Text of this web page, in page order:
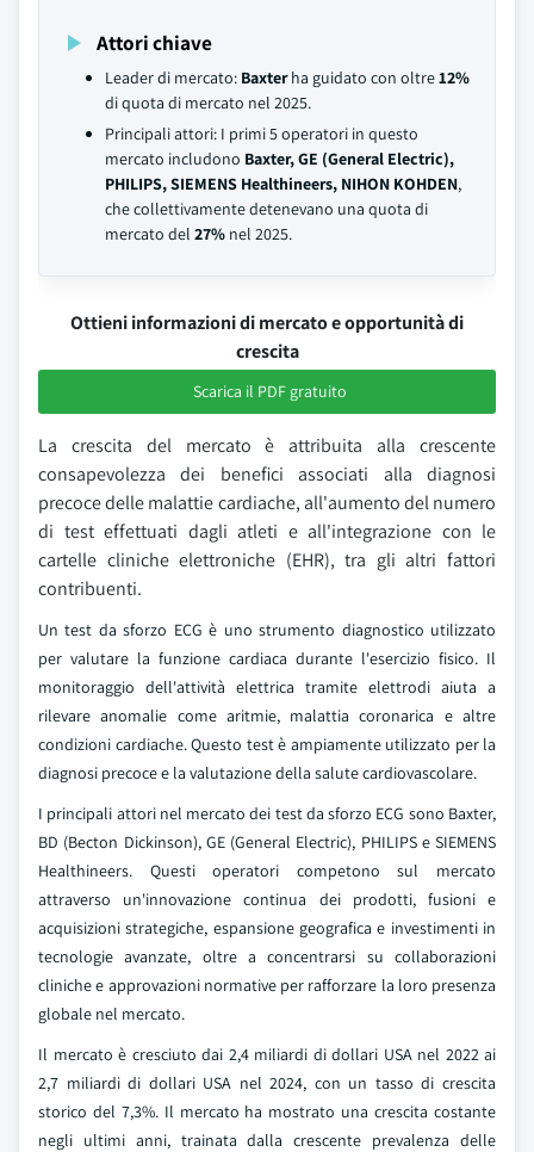
Attori chiave
Leader di mercato: Baxterha guidato con oltre12%
di quota di mercato nel 2025.
Principali attori: I primi 5 operatori in questo
mercato includono Baxter, GE (General Electric),
PHILIPS, SIEMENS Healthineers, NIHON KOHDEN,
che collettivamente detenevano una quota di
mercato del 27% nel 2025.
Ottieni informazioni di mercato e opportunità di
crescita
Scarica il PDF gratuito
La crescita del mercato è attribuita alla crescente
consapevolezza dei benefici associati alla diagnosi
precoce delle malattie cardiache, all'aumento del numero
di test effettuati dagli atleti e all'integrazione con le
cartelle cliniche elettroniche (EHR), tra gli altri fattori
contribuenti.
Un test da sforzo ECG è uno strumento diagnostico utilizzato
per valutare la funzione cardiaca durante l'esercizio fisico. Il
monitoraggio dell'attività elettrica tramite elettrodi aiuta a
rilevare anomalie come aritmie, malattia coronarica e altre
condizioni cardiache. Questo test è ampiamente utilizzato per la
diagnosi precoce e la valutazione della salute cardiovascolare.
I principali attori nel mercato dei test da sforzo ECG sono Baxter,
BD (Becton Dickinson), GE (General Electric), PHILIPS e SIEMENS
Healthineers. Questi operatori competono sul mercato
attraverso un'innovazione continua dei prodotti, fusioni e
acquisizioni strategiche, espansione geografica e investimenti in
tecnologie avanzate, oltre a concentrarsi su collaborazioni
cliniche e approvazioni normative per rafforzare la loro presenza
globale nel mercato.
Il mercato è cresciuto dai 2,4 miliardi di dollari USA nel 2022 ai
2,7 miliardi di dollari USA nel 2024, con un tasso di crescita
storico del 7,3%. Il mercato ha mostrato una crescita costante
negli ultimi anni, trainata dalla crescente prevalenza delle